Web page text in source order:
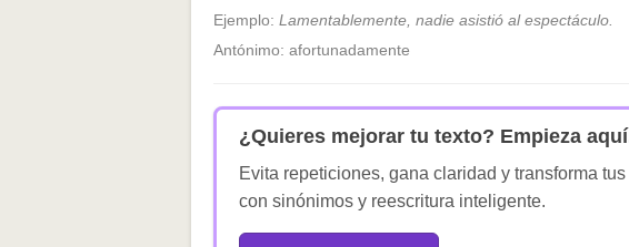
Ejemplo: Lamentablemente, nadie asistió al espectáculo.
Antónimo: afortunadamente
¿Quieres mejorar tu texto? Empieza
Evita repeticiones, gana claridad y transforma
con sinónimos y reescritura inteligente.